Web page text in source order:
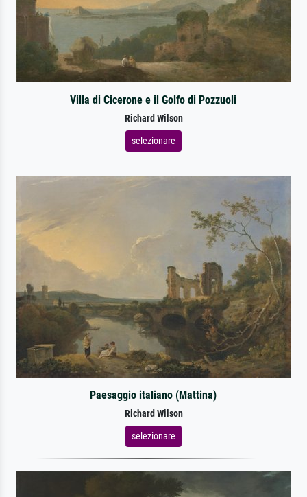
Villa di Cicerone e il Golfo di Pozzuoli
Richard Wilson
selezionare
Paesaggio italiano (Mattina)
Richard Wilson
selezionare